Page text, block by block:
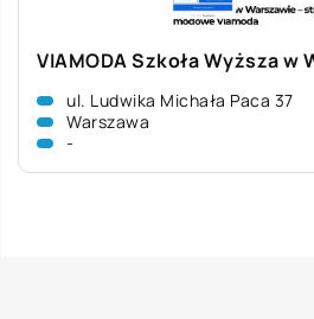
VIAMODA Szkoła Wyższa w
ul. Ludwika Michała Paca 37
Warszawa
-